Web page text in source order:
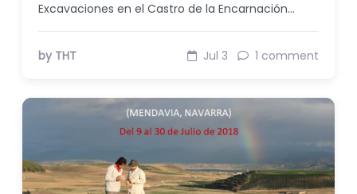
Excavaciones en el Castro de la Encarnación…
by THT Jul 3 1 comment